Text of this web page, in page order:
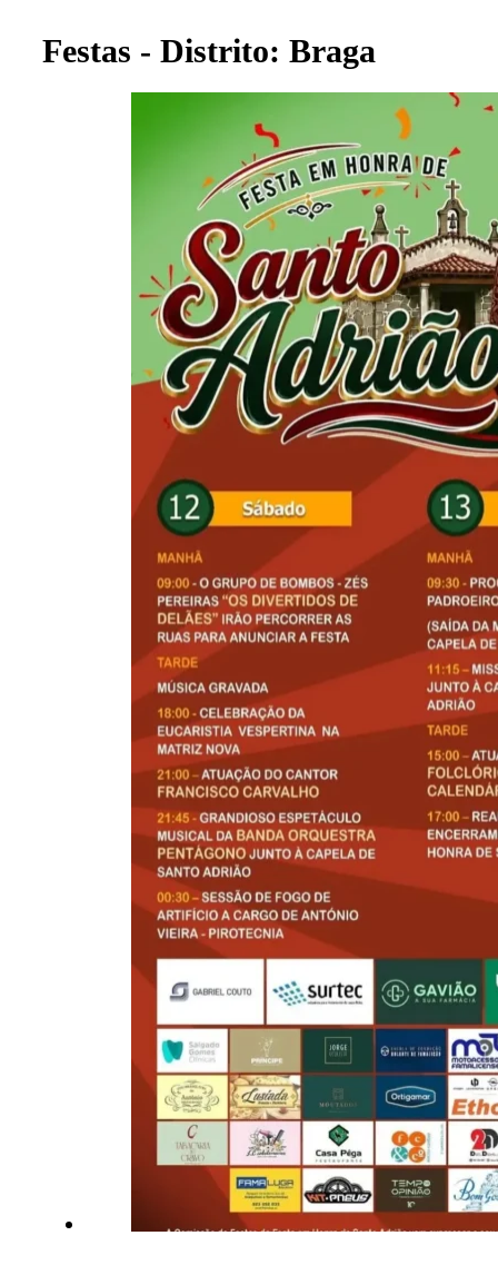
Festas - Distrito: Braga